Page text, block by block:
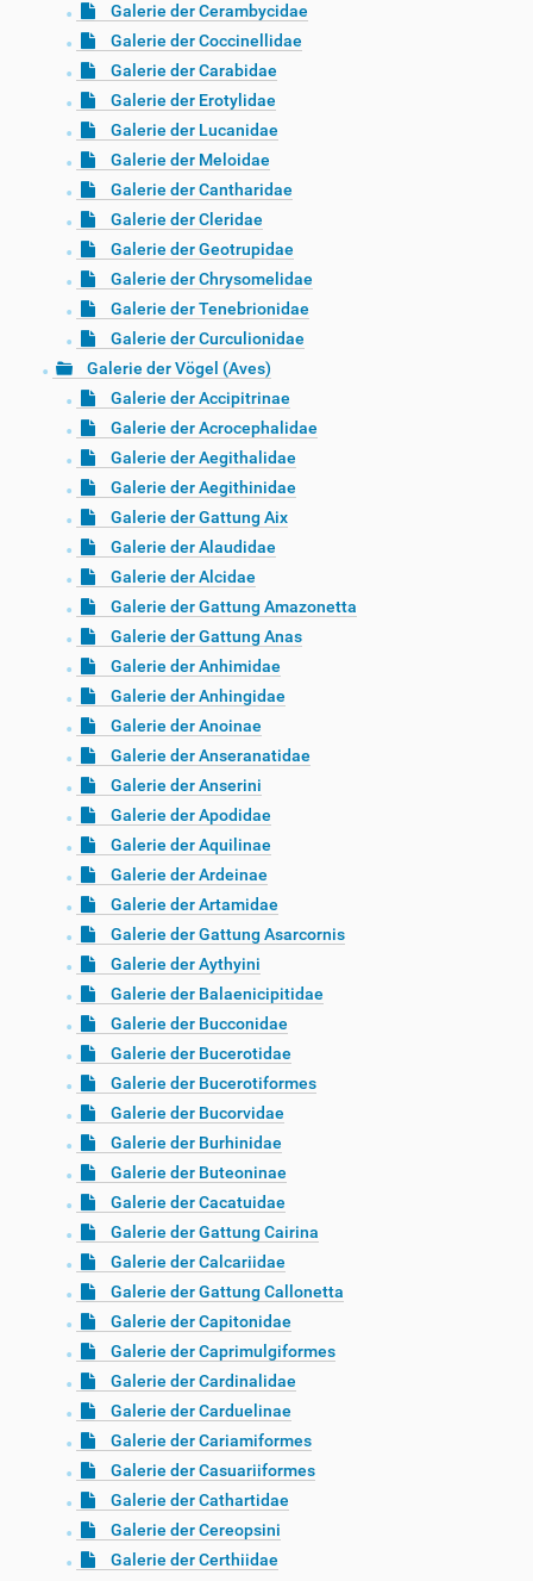
Galerie der Cerambycidae
Galerie der Coccinellidae
Galerie der Carabidae
Galerie der Erotylidae
Galerie der Lucanidae
Galerie der Meloidae
Galerie der Cantharidae
Galerie der Cleridae
Galerie der Geotrupidae
Galerie der Chrysomelidae
Galerie der Tenebrionidae
Galerie der Curculionidae
Galerie der Vögel (Aves)
Galerie der Accipitrinae
Galerie der Acrocephalidae
Galerie der Aegithalidae
Galerie der Aegithinidae
Galerie der Gattung Aix
Galerie der Alaudidae
Galerie der Alcidae
Galerie der Gattung Amazonetta
Galerie der Gattung Anas
Galerie der Anhimidae
Galerie der Anhingidae
Galerie der Anoinae
Galerie der Anseranatidae
Galerie der Anserini
Galerie der Apodidae
Galerie der Aquilinae
Galerie der Ardeinae
Galerie der Artamidae
Galerie der Gattung Asarcornis
Galerie der Aythyini
Galerie der Balaenicipitidae
Galerie der Bucconidae
Galerie der Bucerotidae
Galerie der Bucerotiformes
Galerie der Bucorvidae
Galerie der Burhinidae
Galerie der Buteoninae
Galerie der Cacatuidae
Galerie der Gattung Cairina
Galerie der Calcariidae
Galerie der Gattung Callonetta
Galerie der Capitonidae
Galerie der Caprimulgiformes
Galerie der Cardinalidae
Galerie der Carduelinae
Galerie der Cariamiformes
Galerie der Casuariiformes
Galerie der Cathartidae
Galerie der Cereopsini
Galerie der Certhiidae